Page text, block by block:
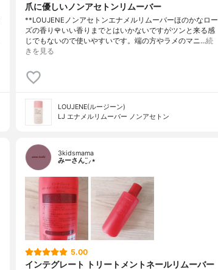
爪に優しいノンアセトンリムーバー
**LOUJENEノンアセトンエナメルリムーバーほのかなロー
ズの香り🌹いい香りまでとはいかないですがツンと来る感
じでもないので使いやすいです。端の方やラメのマニ…続
きを見る
LOUJENE(ルージーン)
LJ エナメルリムーバー ノンアセトン
3kidsmama
みーさん¨̮⸝⋆
5.00
インテグレート トリートメントネールリムーバー